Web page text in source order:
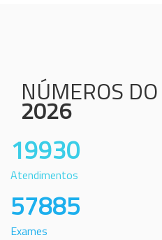
NÚMEROS DO
2026
19930
Atendimentos
57885
Exames